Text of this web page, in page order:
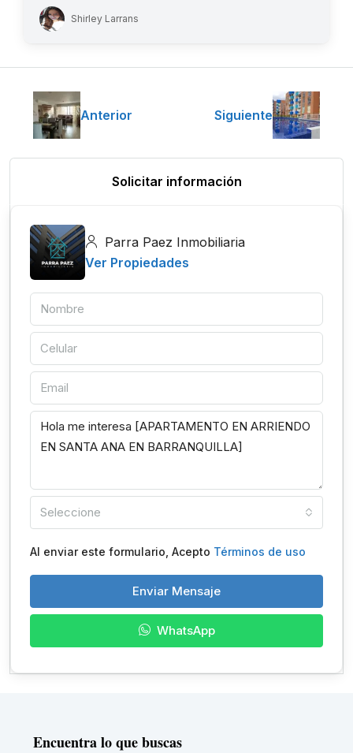
Shirley Larrans
Anterior Siguiente
Solicitar información
Parra Paez Inmobiliaria
Ver Propiedades
Seleccione
Al enviar este formulario, Acepto Términos de uso
Enviar Mensaje
WhatsApp
Encuentra lo que buscas